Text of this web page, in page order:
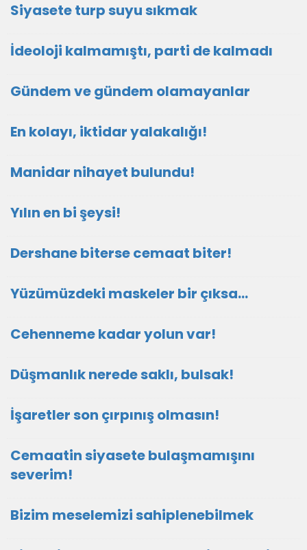
Siyasete turp suyu sıkmak
İdeoloji kalmamıştı, parti de kalmadı
Gündem ve gündem olamayanlar
En kolayı, iktidar yalakalığı!
Manidar nihayet bulundu!
Yılın en bi şeysi!
Dershane biterse cemaat biter!
Yüzümüzdeki maskeler bir çıksa…
Cehenneme kadar yolun var!
Düşmanlık nerede saklı, bulsak!
İşaretler son çırpınış olmasın!
Cemaatin siyasete bulaşmamışını
severim!
Bizim meselemizi sahiplenebilmek